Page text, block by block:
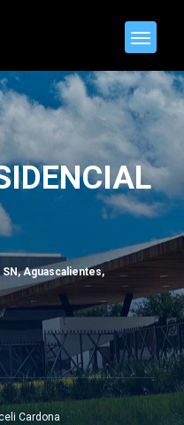
Aguascalientes,
Cardona